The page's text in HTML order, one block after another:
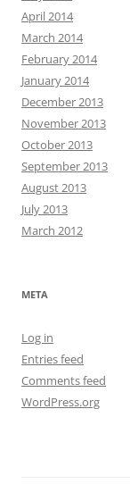
April 2014
March 2014
February 2014
January 2014
December 2013
November 2013
October 2013
September 2013
August 2013
July 2013
March 2012
META
Log in
Entries feed
Comments feed
WordPress.org